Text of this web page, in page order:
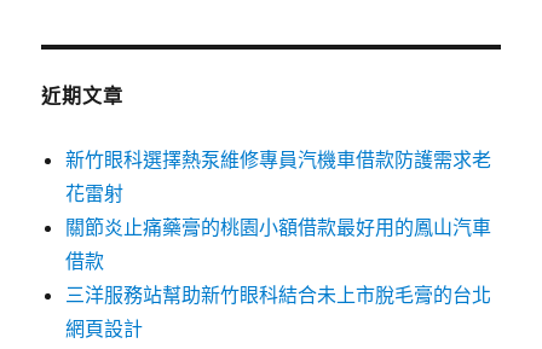
鍵
近期文章
新竹眼科選擇熱泵維修專員汽機車借款防護需求老
花雷射
關節炎止痛藥膏的桃園小額借款最好用的鳳山汽車
借款
三洋服務站幫助新竹眼科結合未上市脫毛膏的台北
網頁設計